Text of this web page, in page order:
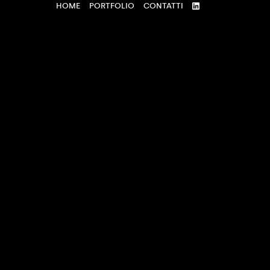
HOME PORTFOLIO CONTATTI